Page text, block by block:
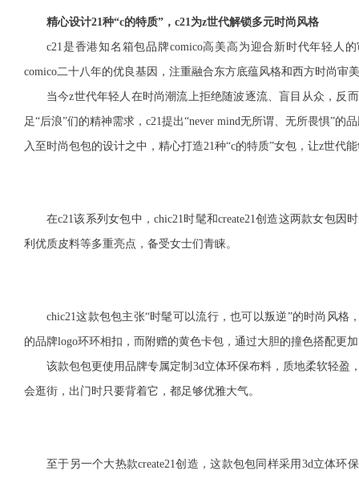
精心设计21种“c的特质”，c21为z世代解锁多元时尚风格
c21是香港知名箱包品牌comico高美高为迎合新时代年轻人
comico二十八年的优良基因，注重融合东方底蕴风格和西方时尚审
当今z世代年轻人在时尚潮流上拒绝随波逐流、盲目从众，反
足“后浪”们的精神需求，c21提出“never mind无所谓、无所畏惧”
入至时尚包包的设计之中，精心打造21种“c的特质”女包，让z世代
在c21该系列女包中，chic21时髦和create21创造这两款女包因
利优质皮料等多重亮点，备受女士们青睐。
chic21这款包包主张“时髦可以流行，也可以叛逆”的时尚风格
的品牌logo环环相扣，而附赠的黄色卡包，通过大胆的撞色搭配更
该款包包更使用品牌专属定制3d立体环保布料，质地柔软轻盈
会逛街，出门时只要背着它，都足够优雅大气。
至于另一个大热款create21创造，这款包包同样采用3d立体环